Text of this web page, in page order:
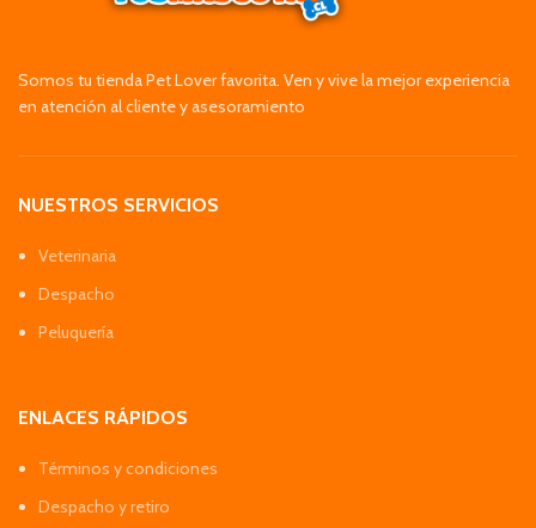
Somos tu tienda Pet Lover favorita. Ven y vive la mejor experiencia
en atención al cliente y asesoramiento
NUESTROS SERVICIOS
Veterinaria
Despacho
Peluquería
ENLACES RÁPIDOS
Términos y condiciones
Despacho y retiro